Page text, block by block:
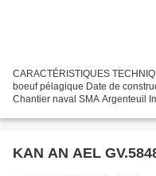
CARACTÉRISTIQUES
boeuf pélagique Date de
Chantier naval SMA Argenteuil
KAN AN AEL